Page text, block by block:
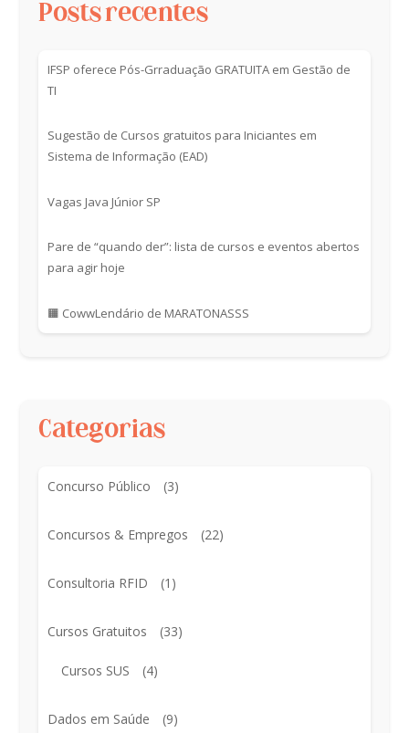
Posts recentes
IFSP oferece Pós-Grraduação GRATUITA em Gestão de
TI
Sugestão de Cursos gratuitos para Iniciantes em
Sistema de Informação (EAD)
Vagas Java Júnior SP
Pare de “quando der”: lista de cursos e eventos abertos
para agir hoje
🟧 CowwLendário de MARATONASSS
Categorias
Concurso Público (3)
Concursos & Empregos (22)
Consultoria RFID (1)
Cursos Gratuitos (33)
Cursos SUS (4)
Dados em Saúde (9)